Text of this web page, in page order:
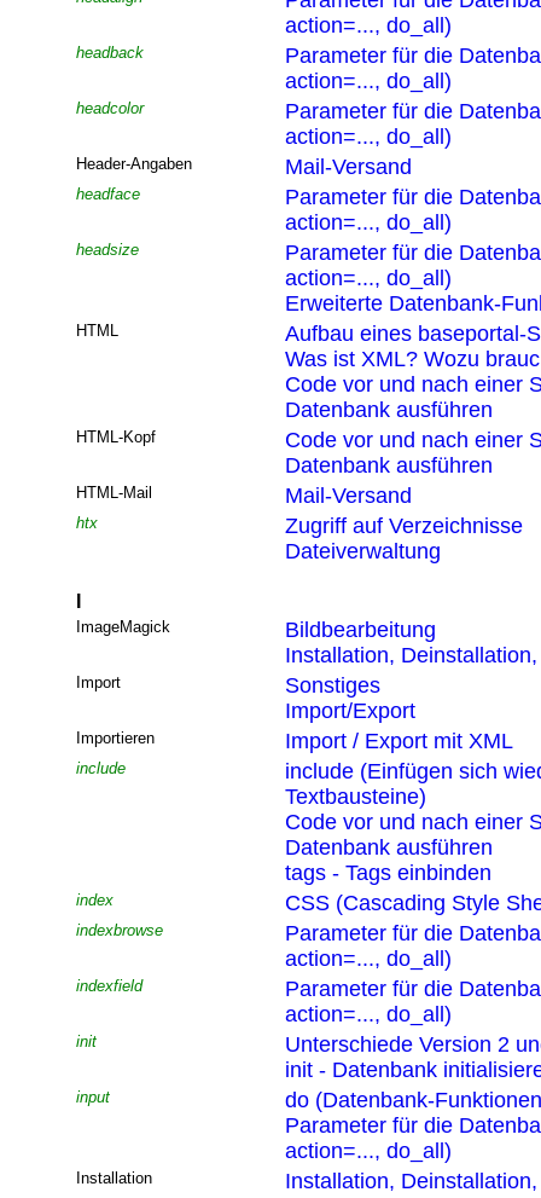
action=..., do_all)
headback
Parameter für die
action=..., do_all)
headcolor
Parameter für die
action=..., do_all)
Header-Angaben Mail-Versand
headface
Parameter für die
action=..., do_all)
headsize
Parameter für die
action=..., do_all)
Erweiterte Datenbank-
HTML
Aufbau eines baseportal-
Was ist XML? Wozu
Code vor und nach einer
Datenbank ausführen
HTML-Kopf
Code vor und nach einer
Datenbank ausführen
HTML-Mail Mail-Versand
htx
Zugriff auf Verzeichnisse
Dateiverwaltung
ImageMagick
Bildbearbeitung
Installation,
Import
Sonstiges
Import/Export
Importieren Import / Export mit XML
include
include (Einfügen sich
Textbausteine)
Code vor und nach einer
Datenbank ausführen
tags - Tags einbinden
index CSS (Cascading Style
indexbrowse
Parameter für die
action=..., do_all)
indexfield
Parameter für die
action=..., do_all)
init
Unterschiede Version 2
init - Datenbank
input
do (Datenbank-
Parameter für die
action=..., do_all)
Installation Installation,